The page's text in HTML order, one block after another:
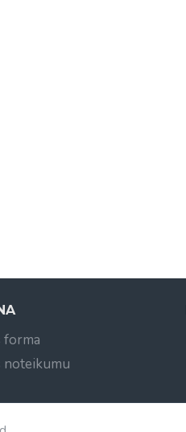
forma
noteikumu